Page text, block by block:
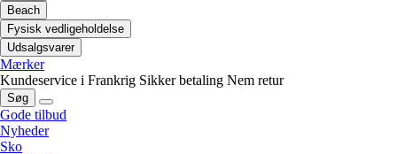
Beach
Fysisk vedligeholdelse
Udsalgsvarer
Mærker
Kundeservice i Frankrig Sikker betaling Nem retur
Søg
Gode tilbud
Nyheder
Sko